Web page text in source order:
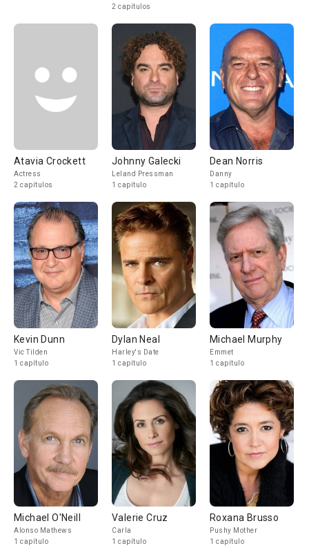
2 capítulos
Atavia Crockett
Actress
2 capítulos
Johnny Galecki
Leland Pressman
1 capítulo
Dean Norris
Danny
1 capítulo
Kevin Dunn
Vic Tilden
1 capítulo
Dylan Neal
Harley's Date
1 capítulo
Michael Murphy
Emmet
1 capítulo
Michael O'Neill
Alonso Mathews
1 capítulo
Valerie Cruz
Carla
1 capítulo
Roxana Brusso
Pushy Mother
1 capítulo